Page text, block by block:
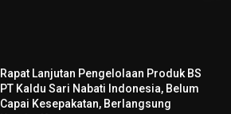
Rapat Lanjutan Pengelolaan Produk BS
PT Kaldu Sari Nabati Indonesia, Belum
Capai Kesepakatan, Berlangsung